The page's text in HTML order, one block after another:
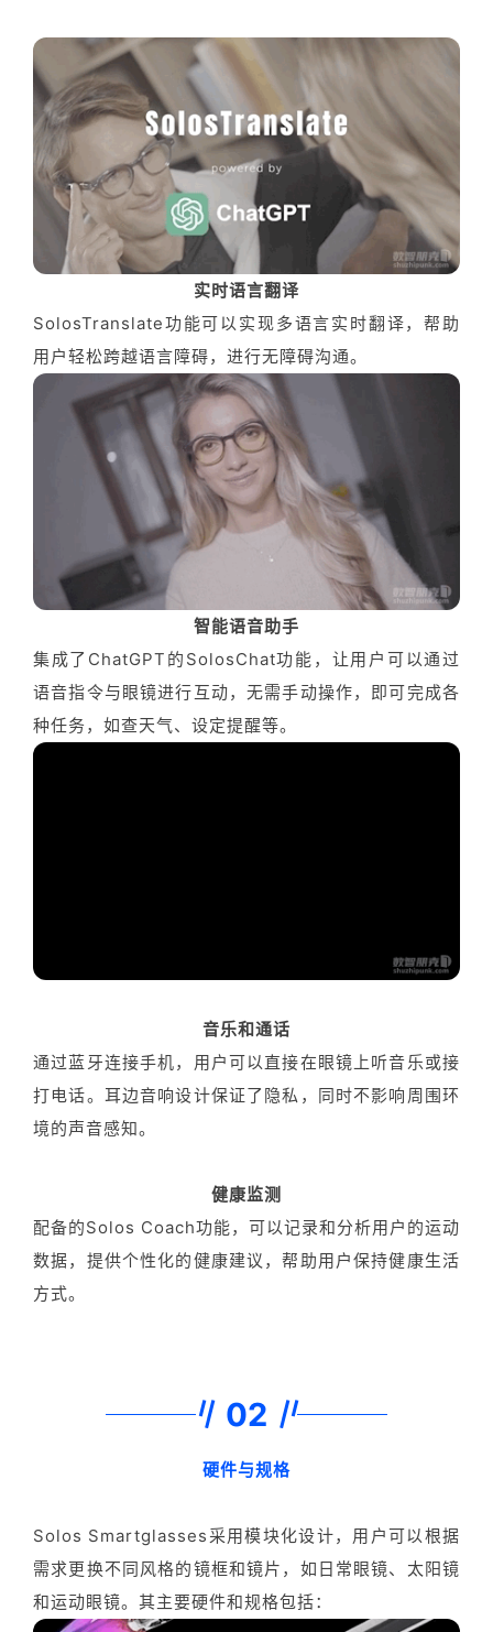
实时语言翻译
SolosTranslate功能可以实现多语言实时翻译，帮助
用户轻松跨越语言障碍，进行无障碍沟通。
智能语音助手
集成了ChatGPT的SolosChat功能，让用户可以通过
语音指令与眼镜进行互动，无需手动操作，即可完成各
种任务，如查天气、设定提醒等。
音乐和通话
通过蓝牙连接手机，用户可以直接在眼镜上听音乐或接
打电话。耳边音响设计保证了隐私，同时不影响周围环
境的声音感知。
健康监测
配备的Solos Coach功能，可以记录和分析用户的运动
数据，提供个性化的健康建议，帮助用户保持健康生活
方式。
02
硬件与规格
Solos Smartglasses采用模块化设计，用户可以根据
需求更换不同风格的镜框和镜片，如日常眼镜、太阳镜
和运动眼镜。其主要硬件和规格包括：